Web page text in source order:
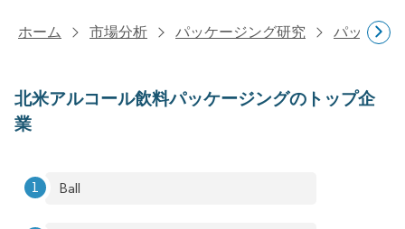
ホーム 市場分析 パッケージング研究 パッケー
北米アルコール飲料パッケージングのトップ企
業
Ball